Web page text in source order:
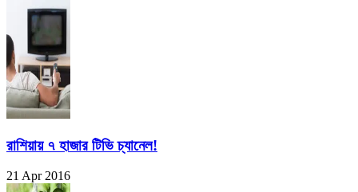
রাশিয়ায় ৭ হাজার টিভি চ্যানেল!
21 Apr 2016